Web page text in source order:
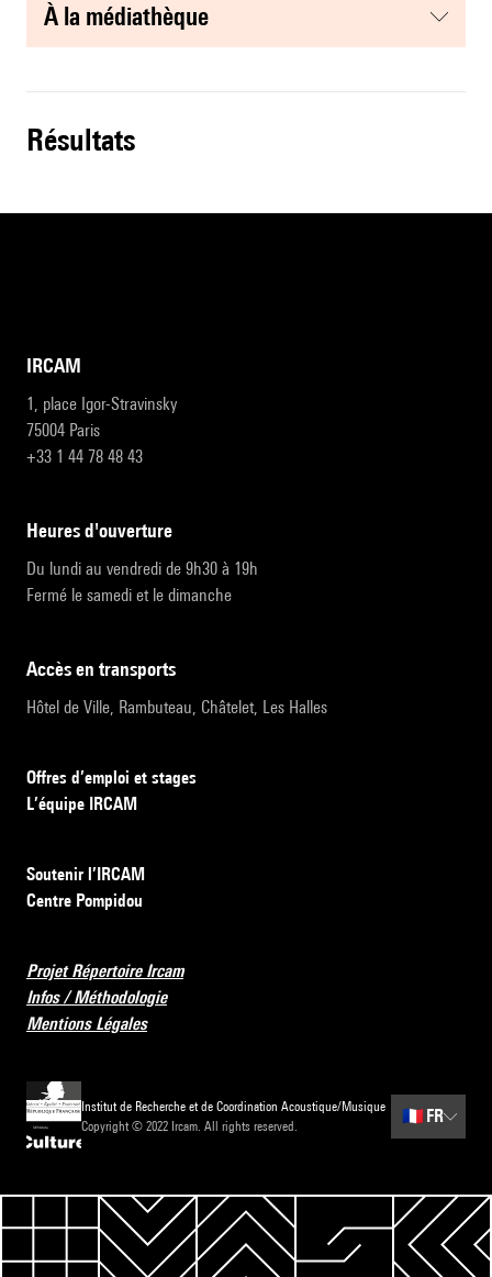
à la médiathèque
résultats
IRCAM
1, place Igor-Stravinsky
75004 Paris
+33 1 44 78 48 43
heures d'ouverture
Du lundi au vendredi de 9h30 à 19h
Fermé le samedi et le dimanche
accès en transports
Hôtel de Ville, Rambuteau, Châtelet, Les Halles
Offres d’emploi et stages
L’équipe IRCAM
Soutenir l’IRCAM
Centre Pompidou
Projet Répertoire Ircam
Infos / Méthodologie
Mentions Légales
Institut de Recherche et de Coordination Acoustique/Musique
Copyright © 2022 Ircam. All rights reserved.
🇫🇷 FR